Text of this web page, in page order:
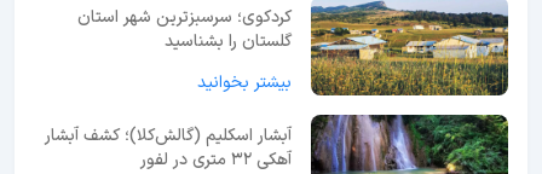
کردکوی؛ سرسبزترین شهر استان
گلستان را بشناسید
بیشتر بخوانید
آبشار اسکلیم (گالش‌کلا)؛ کشف آبشار
آهکی ۳۲ متری در لفور